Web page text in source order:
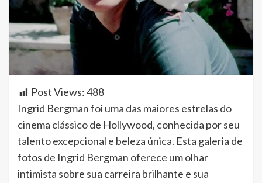
Post Views:488
Ingrid Bergman foi uma das maiores estrelas do
cinema clássico de Hollywood, conhecida por seu
talento excepcional e beleza única. Esta galeria de
fotos de Ingrid Bergman oferece um olhar
intimista sobre sua carreira brilhante e sua